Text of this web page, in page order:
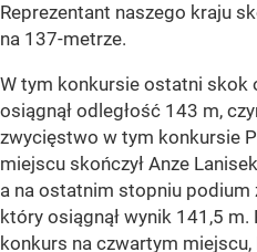
Reprezentant naszego kraju
na 137-metrze.
W tym konkursie ostatni skok
osiągnął odległość 143 m,
zwycięstwo w tym konkursie
miejscu skończył Anze
a na ostatnim stopniu podium
który osiągnął wynik 141,5 m.
konkurs na czwartym